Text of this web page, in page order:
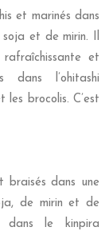
et marinés dans
et de mirin. Il
et
dans l’ohitashi
les brocolis. C’est
dans une
de mirin et de
dans le kinpira